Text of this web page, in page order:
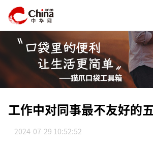
工作中对同事最不友好的
2024-07-29 10:52:52